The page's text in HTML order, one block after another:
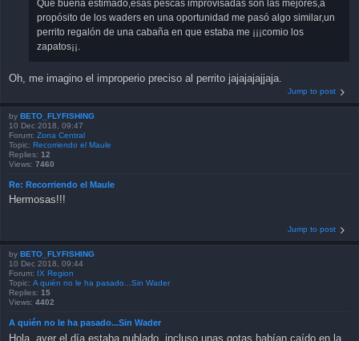
Que buena estimado,esas pescas improvisadas son las mejores,a
propósito de los waders en una oportunidad me pasó algo similar,un
perrito regalón de una cabaña en que estaba me ¡¡¡comio los
zapatos¡¡.
Oh, me imagino el improperio preciso al perrito jajajajajjaja.
Jump to post
by BETO_FLYFISHING
10 Dec 2018, 09:47
Forum: Zona Central
Topic: Recorriendo el Maule
Replies: 12
Views: 7460
Re: Recorriendo el Maule
Hermosas!!!
Jump to post
by BETO_FLYFISHING
10 Dec 2018, 09:44
Forum:
IX Region
Topic: A quién no le ha pasado...Sin Wader
Replies: 15
Views: 4402
A quién no le ha pasado...Sin Wader
Hola, ayer el día estaba nublado, incluso unas gotas habían caído en la